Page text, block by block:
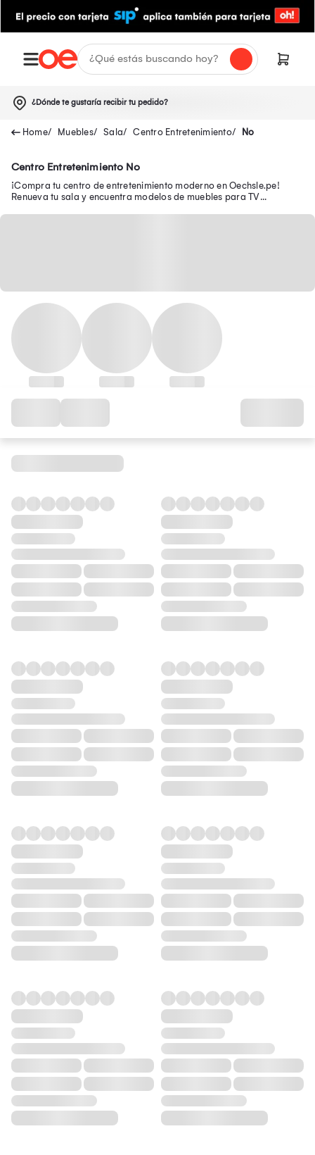
¿Dónde te gustaría recibir tu pedido?
Muebles Sala Centro Entretenimiento No
Centro Entretenimiento No
¡Compra tu centro de entretenimiento moderno en Oechsle.pe!
Renueva tu sala y encuentra modelos de muebles para TV